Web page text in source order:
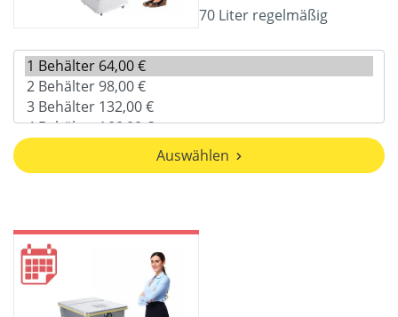
70 Liter regelmäßig
Auswählen